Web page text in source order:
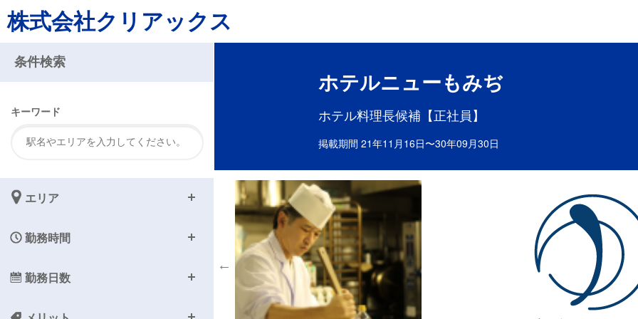
株式会社クリアックス
ホテルニューもみぢ
ホテル料理長候補【正社員】
掲載期間 21年11月16日〜30年09月30日
条件検索
キーワード
エリア
勤務時間
勤務日数